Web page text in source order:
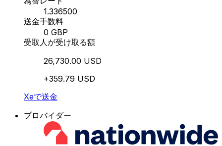
1.336500
送金手数料
0 GBP
受取人が受け取る額
26,730.00 USD
+359.79 USD
Xeで送金
プロバイダー